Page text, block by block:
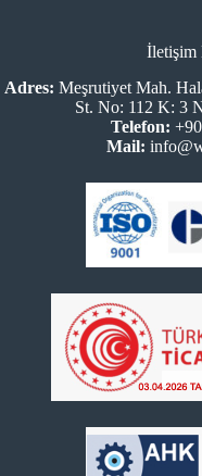
İletişim
Adres: Meşrutiyet Mah.
St. No: 112 K: 3
Telefon:
Mail: